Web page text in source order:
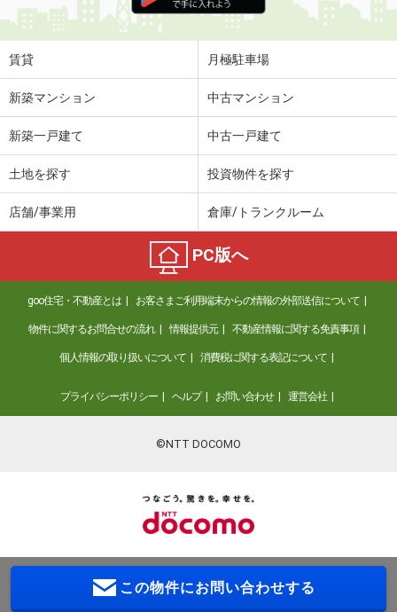
賃貸 月極駐車場
新築マンション 中古マンション
新築一戸建て 中古一戸建て
土地を探す 投資物件を探す
店舗/事業用 倉庫/トランクルーム
PC版へ
goo住宅・不動産とは お客さまご利用端末からの情報の外部送信について
物件に関するお問合せの流れ 情報提供元 不動産情報に関する免責事項
個人情報の取り扱いについて 消費税に関する表記について
プライバシーポリシー ヘルプ お問い合わせ 運営会社
©NTT DOCOMO
この物件にお問い合わせする